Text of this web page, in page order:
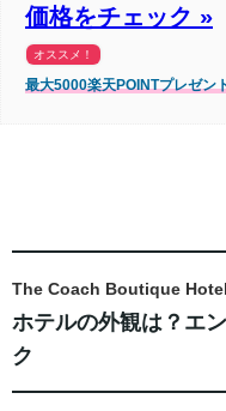
価格をチェック »
オススメ！
最大5000楽天POINTプレゼン
The Coach Boutique
ホテルの外観は？エ
ク